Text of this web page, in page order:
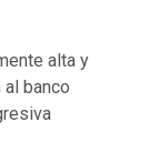
alta y
banco